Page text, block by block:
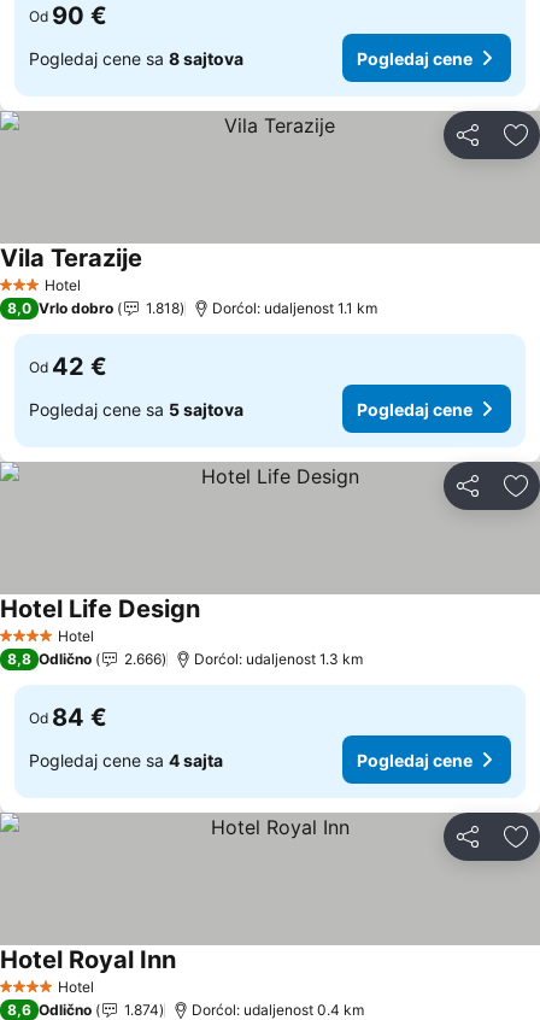
Od 90 €
Pogledaj cene sa 8 sajtova Pogledaj cene
Deli
3 Zvezdice
Hotel
Vila Terazije
8,0 Vrlo dobro 1.818 Dorćol: udaljenost 1.1 km
Od 42 €
Pogledaj cene sa 5 sajtova Pogledaj cene
Deli
4 ZvezdiceHotel
Hotel Life DesignPogledaj cene
8,8 Odlično 2.666 Dorćol: udaljenost 1.3 km
Od 84 €
Pogledaj cene sa 4 sajta Pogledaj cene
Deli
4 ZvezdiceHotel
Hotel Royal InnPogledaj cene
8,6 Odlično 1.874 Dorćol: udaljenost 0.4 km